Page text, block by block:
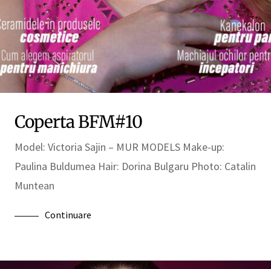
Coperta BFM#10
Model: Victoria Sajin – MUR MODELS Make-up:
Paulina Buldumea Hair: Dorina Bulgaru Photo: Catalin
Muntean
Continuare